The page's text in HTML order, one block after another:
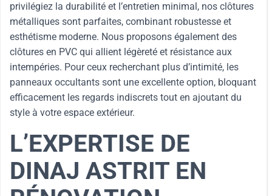
privilégiez la durabilité et l’entretien minimal, nos clôtures
métalliques sont parfaites, combinant robustesse et
esthétisme moderne. Nous proposons également des
clôtures en PVC qui allient légèreté et résistance aux
intempéries. Pour ceux recherchant plus d’intimité, les
panneaux occultants sont une excellente option, bloquant
efficacement les regards indiscrets tout en ajoutant du
style à votre espace extérieur.
L’EXPERTISE DE
DINAJ ASTRIT EN